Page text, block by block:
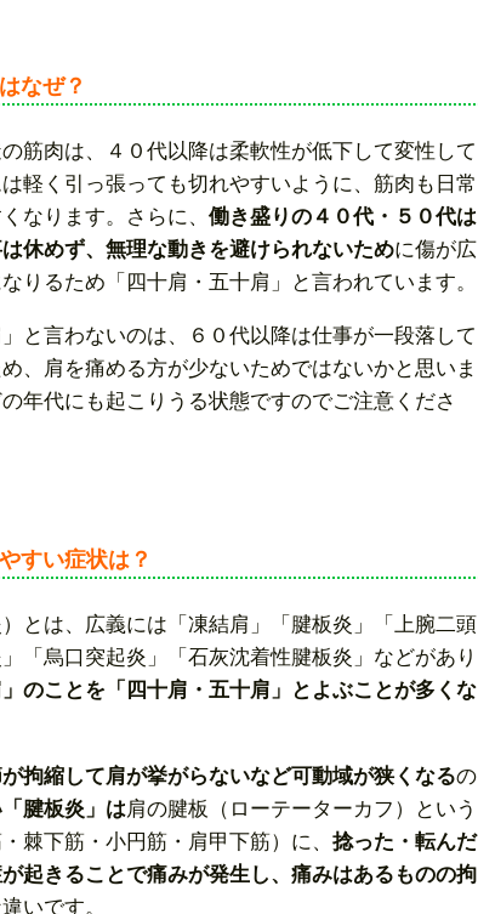
なぜ？
筋肉は、４０代以降は柔軟性が低下して変性して
軽く引っ張っても切れやすいように、筋肉も日常
なります。さらに、 働き盛りの４０代・５０代は
休めず、無理な動きを避けられないために傷が広
りるため「四十肩・五十肩」と言われています。
と言わないのは、６０代以降は仕事が一段落して
、肩を痛める方が少ないためではないかと思いま
年代にも起こりうる状態ですのでご注意くださ
すい症状は？
とは、広義には「凍結肩」「腱板炎」「上腕二頭
「烏口突起炎」「石灰沈着性腱板炎」などがあり
のことを「四十肩・五十肩」とよぶことが多くな
拘縮して肩が挙がらないなど可動域が狭くなるの
腱板炎」は肩の腱板（ローテーターカフ）という
棘下筋・小円筋・肩甲下筋）に、 捻った・転んだ
起きることで痛みが発生し、痛みはあるものの拘
いです。